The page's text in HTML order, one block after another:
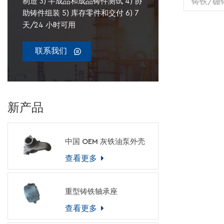
助铸件组装 5) 库存零件和交付 6) 7
天/24 小时可用
联系我们
新产品
中国 OEM 灰铁油泵外壳
查看更多
重型铸铁轴承座
查看更多
造 单位